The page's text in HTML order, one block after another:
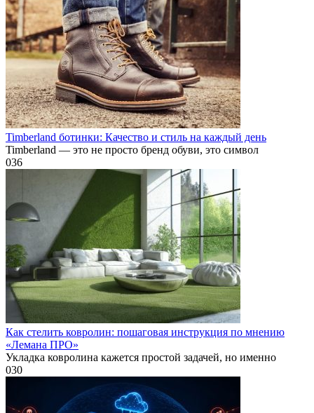
Timberland ботинки: Качество и стиль на каждый день
Timberland — это не просто бренд обуви, это символ
036
Как стелить ковролин: пошаговая инструкция по мнению
«Лемана ПРО»
Укладка ковролина кажется простой задачей, но именно
030